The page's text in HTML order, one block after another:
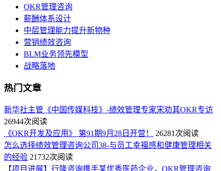
OKR管理咨询
薪酬体系设计
中层管理能力提升新物种
营销绩效咨询
BLM业务领先模型
战略落地
热门文章
新华社主管《中国传媒科技》-绩效管理专家宋劝其OKR专访
26944次阅读
《OKR开发及应用》 第91期9月28日开营！
26281次阅读
怎么选择绩效管理咨询公司38-与员工幸福感和健康管理相关
的经验 21732次阅读
【项目进展】行隆咨询携手某优秀医药企业，OKR管理咨询